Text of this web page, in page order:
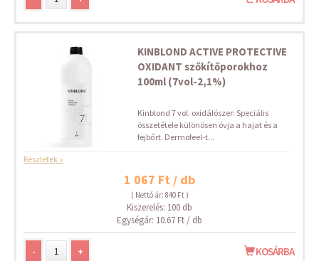
KINBLOND ACTIVE PROTECTIVE
OXIDANT szőkítőporokhoz
100ml (7vol-2,1%)
Kinblond 7 vol. oxidálószer: Speciális
összetétele különösen óvja a hajat és a
fejbőrt. Dermofeel-t...
Részletek »
1 067 Ft / db
( Nettó ár: 840 Ft )
Kiszerelés: 100 db
Egységár: 10.67 Ft / db
- + KOSÁRBA